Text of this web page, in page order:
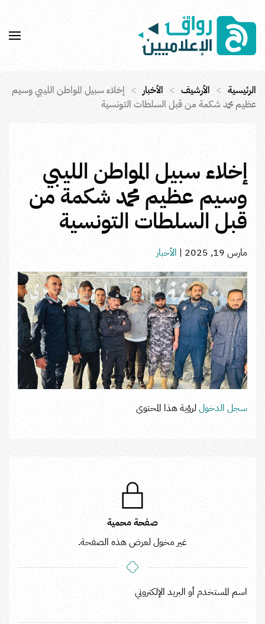
Skip to main content
الرئيسية الأرشيف الأخبار
إخلاء سبيل المواطن الليبي وسيم
عظيم محمد شكمة من قبل السلطات التونسية
إخلاء سبيل المواطن الليبي
وسيم عظيم محمد شكمة من
قبل السلطات التونسية
مارس 19, 2025 | الأخبار
سجل الدخوللرؤية هذا المحتوى
صفحة محمية
غير مخول لعرض هذه الصفحة.
اسم المستخدم أو البريد الإلكتروني